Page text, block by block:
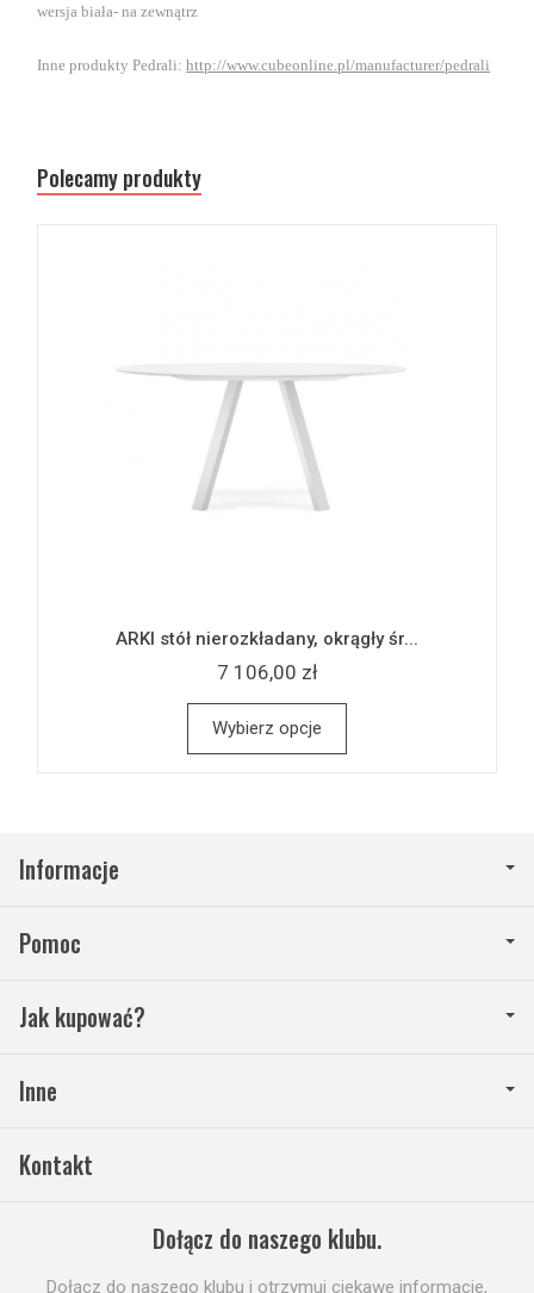
wersja biała- na zewnątrz
Inne produkty Pedrali: http://www.cubeonline.pl/manufacturer/pedrali
Polecamy produkty
ARKI stół nierozkładany, okrągły śr...
7 106,00 zł
Wybierz opcje
Informacje
Pomoc
Jak kupować?
Inne
Kontakt
Dołącz do naszego klubu.
Dołącz do naszego klubu i otrzymuj ciekawe informacje,